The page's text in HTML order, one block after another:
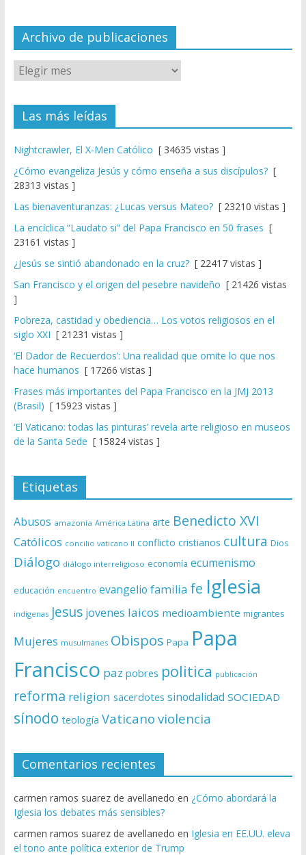
el
Archivo de publicaciones
Las más leídas
Nightcrawler, El X-Men Católico [ 34635 vistas ]
¿Cómo evangeliza Jesús y cómo enseña a sus discípulos?[
28313 vistas ]
Las bienaventuranzas: ¿Lucas versus Mateo?[ 23210 vistas ]
La encíclica “Laudato si” del Papa Francisco en 50 frases [
23161 vistas ]
¿Jesús se sintió abandonado en la cruz?[ 22417 vistas ]
San Francisco y el origen del pesebre navideño [ 21426 vistas
]
Pobreza, castidad y obediencia… Los votos religiosos en el
siglo XXI [ 21231 vistas ]
‘El Dador de Recuerdos’: Una realidad que omite lo que nos
hace humanos [ 17266 vistas ]
Frases más importantes del Papa Francisco en la JMJ 2013
(Brasil) [ 15923 vistas ]
‘El Vaticano: todas las pinturas’ revela arte religioso en museos
de la Santa Sede [ 15824 vistas ]
Etiquetas
Abusos amazonía América Latina arte Benedicto XVI
Católicos concilio vaticano II conflicto cristianos cultura Dios
Diálogo diálogo interreligioso economía ecumenismo
educación encuentro evangelio familia fe Iglesia
indígenas Jesus jovenes laicos medioambiente migrantes
Mujeres musulmanes Obispos Papa Papa
Francisco paz pobres politica publicación
reforma religion sacerdotes sinodalidad SOCIEDAD
sínodo teología Vaticano violencia
Comentarios recientes
carmen ramos suarez de avellanedo en ¿Cómo abordará la
Iglesia los debates más sensibles?
carmen ramos suarez de avellanedo en Iglesia en EE.UU. eleva
el tono ante política exterior de Trump